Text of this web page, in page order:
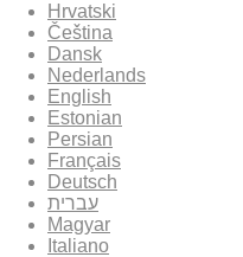
Hrvatski
Čeština
Dansk
Nederlands
English
Estonian
Persian
Français
Deutsch
עברית
Magyar
Italiano